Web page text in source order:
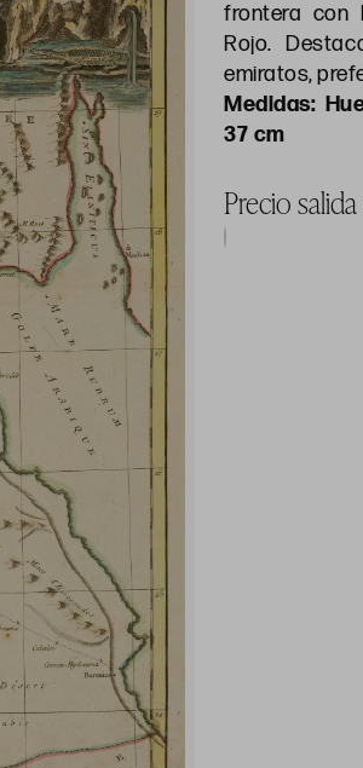
frontera con
Rojo.
emiratos,
37 cm
Precio